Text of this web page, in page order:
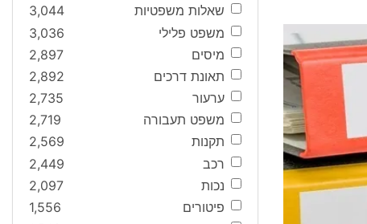
שאלות משפטיות
3,044
משפט פלילי
3,036
מיסים
2,897
תאונת דרכים
2,892
ערעור
2,735
משפט תעבורה
2,719
תקנות
2,569
רכב
2,449
נכות
2,097
פיטורים
1,556